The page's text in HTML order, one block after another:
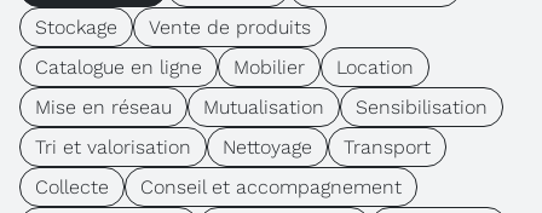
Stockage
Vente de produits
Catalogue en ligne
Mobilier
Location
Mise en réseau
Mutualisation
Sensibilisation
Tri et valorisation
Nettoyage
Transport
Collecte
Conseil et accompagnement